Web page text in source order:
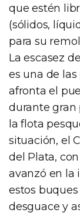
que estén
(sólidos,
para su
La escasez
es una de
afronta el
durante gran
la flota
situación, el
del Plata,
avanzó en la
estos
desguace y